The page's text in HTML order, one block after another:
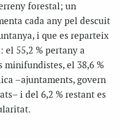
forestal; un
cada any pel descuit
i que es reparteix
el 55,2 % pertany a
el 38,6 %
–ajuntaments, govern
i del 6,2 % restant es